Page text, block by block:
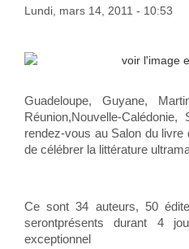
Lundi, mars 14, 2011 - 10:53
Guadeloupe, Guyane,
Réunion,Nouvelle-Calédonie,
rendez-vous au Salon du
de célébrer la littérature
Ce sont 34 auteurs, 50
serontprésents durant 4
exceptionnel